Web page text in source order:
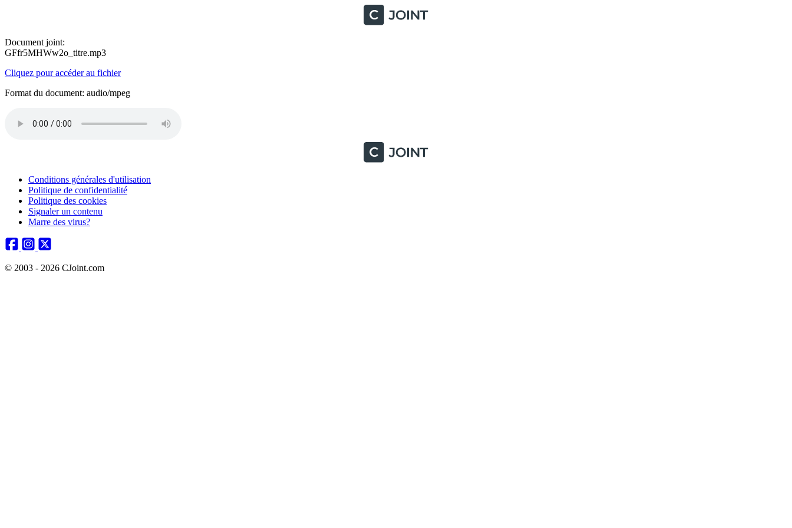
Document joint:
GFfr5MHWw2o_titre.mp3
Cliquez pour accéder au fichier
Format du document: audio/mpeg
Conditions générales d'utilisation
Politique de confidentialité
Politique des cookies
Signaler un contenu
Marre des virus?
© 2003 - 2026 CJoint.com